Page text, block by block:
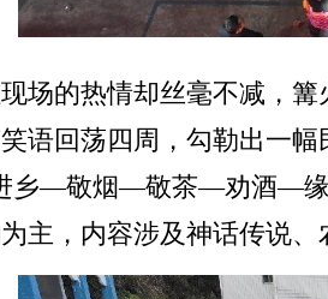
场的热情却丝毫不减，
语回荡四周，勾勒出一
乡—敬烟—敬茶—劝酒—
主，内容涉及神话传说